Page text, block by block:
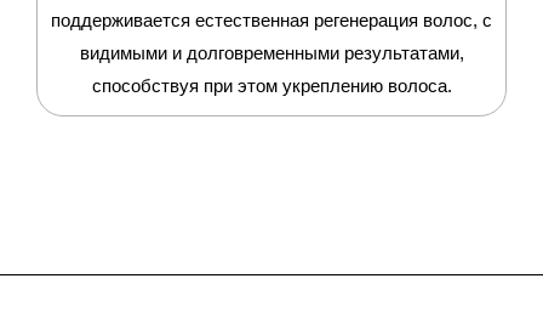
поддерживается естественная регенерация волос, с
видимыми и долговременными результатами,
способствуя при этом укреплению волоса.